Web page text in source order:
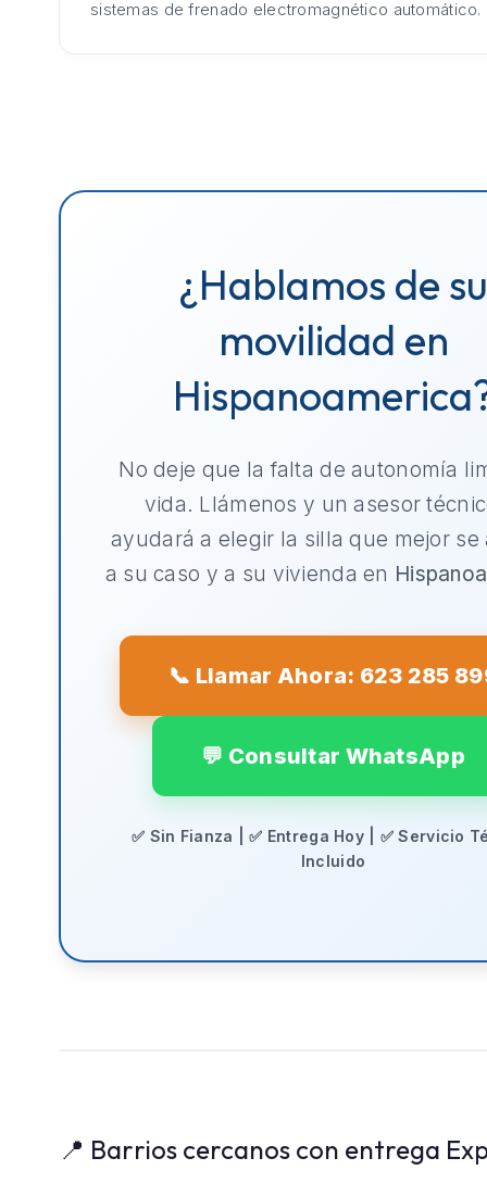
sistemas de frenado electromagnético automático.
¿Hablamos de su
movilidad en
No deje que la falta de autonomía
vida. Llámenos y un asesor
ayudará a elegir la silla que mejor se
a su caso y a su vivienda en
📞 Llamar Ahora: 623 285
💬 Consultar WhatsApp
✅ Sin Fianza | ✅ Entrega Hoy | ✅ Servicio
Incluido
📍 Barrios cercanos con entrega